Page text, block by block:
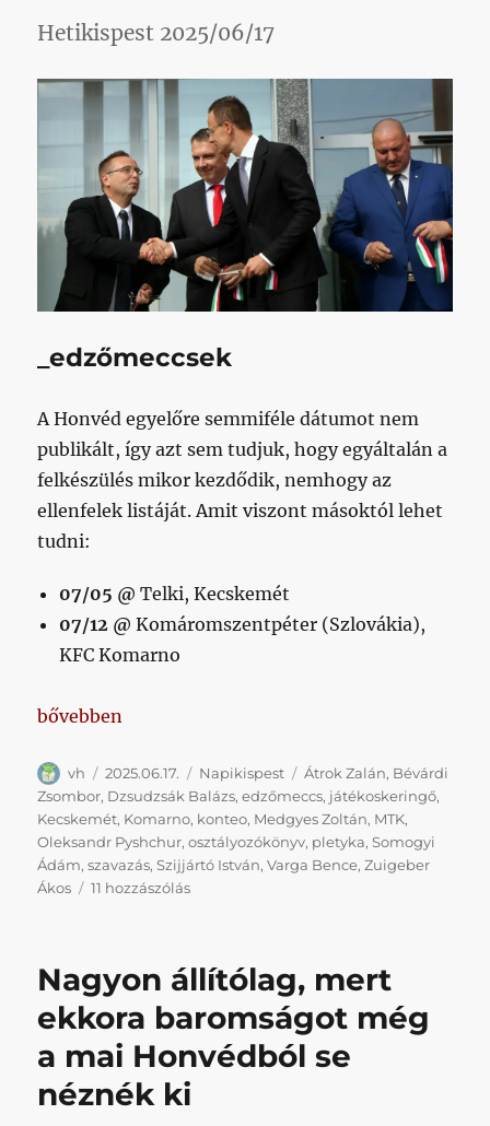
Hetikispest 2025/06/17
_edzőmeccsek
A Honvéd egyelőre semmiféle dátumot nem
publikált, így azt sem tudjuk, hogy egyáltalán a
felkészülés mikor kezdődik, nemhogy az
ellenfelek listáját. Amit viszont másoktól lehet
tudni:
07/05 @ Telki, Kecskemét
07/12 @ Komáromszentpéter (Szlovákia),
KFC Komarno
„Szijjártó Péter, játékoskeringő, Bévárdi”
bővebben
Szerző
vh Közzétéve
2025.06.17. Kategória
Napikispest Címke
Átrok Zalán, Bévárdi
Zsombor, Dzsudzsák Balázs,edzőmeccs, játékoskeringő,
Kecskemét, Komarno, konteo, Medgyes Zoltán, MTK,
Oleksandr Pyshchur,osztályozókönyv, pletyka,Somogyi
Ádám,szavazás,Szijjártó István,Varga Bence,Zuigeber
Ákos
11 hozzászólásSzijjártó
című
bejegyzéshez
Nagyon állítólag, mert
ekkora baromságot még
a mai Honvédból se
néznék ki